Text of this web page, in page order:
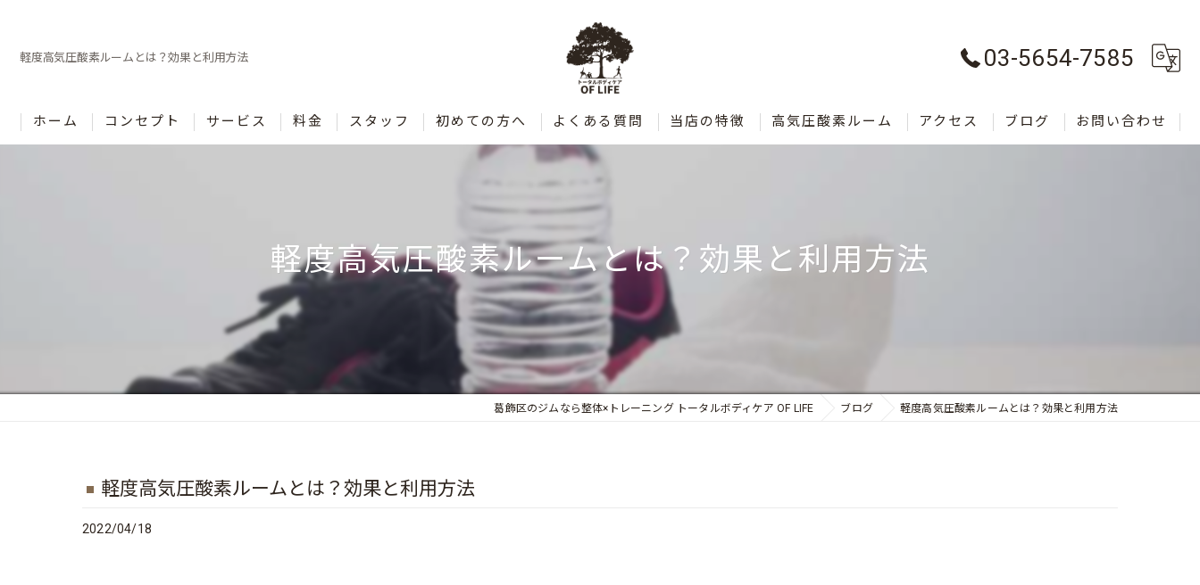
軽度高気圧酸素ルームとは？効果と利用方法 03-5654-7585
ホーム コンセプト サービス 料金 スタッフ 初めての方へ よくある質問 当店の特徴
整体
ダイエット
高気圧酸素ルーム アクセス ブログ お問い合わせ
軽度高気圧酸素ルームとは？効果と利用方法
葛飾区のジムなら整体×トレーニング トータルボディケア OF LIFE ブログ 軽度高気圧酸素ルームとは？効果と利用方法
軽度高気圧酸素ルームとは？効果と利用方法
2022/04/18